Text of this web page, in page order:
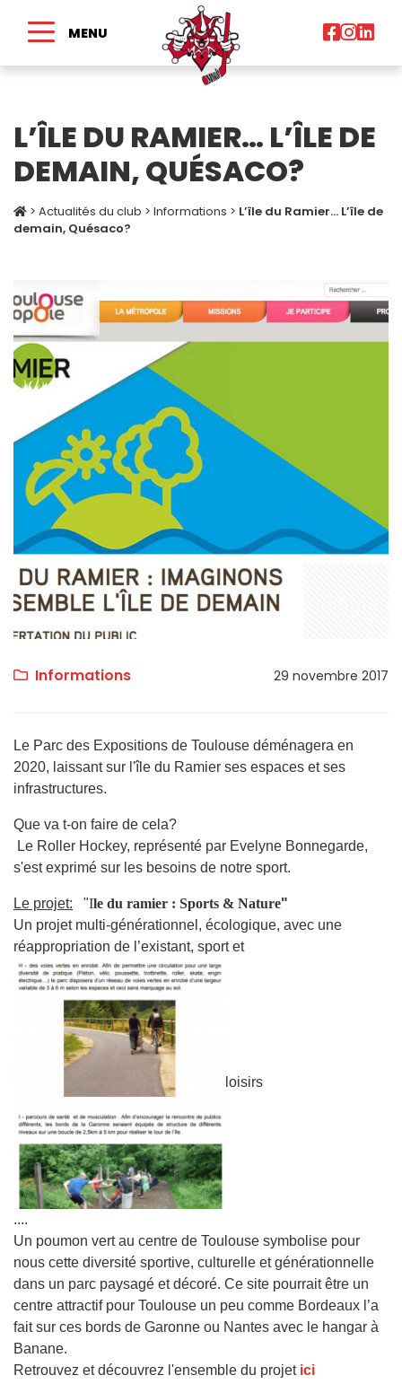
MENU
L’ÎLE DU RAMIER… L’ÎLE DE
DEMAIN, QUÉSACO?
> Actualités du club > Informations > L’île du Ramier… L’île de
demain, Quésaco?
Informations 29 novembre 2017
Le Parc des Expositions de Toulouse déménagera en
2020, laissant sur l'île du Ramier ses espaces et ses
infrastructures.
Que va t-on faire de cela?
Le Roller Hockey, représenté par Evelyne Bonnegarde,
s'est exprimé sur les besoins de notre sport.
Le projet: "Ile​ ​du​ ​ramier​ :​ ​Sports​ ​&​ ​Nature"
Un projet multi-générationnel, écologique, avec une
réappropriation de l’existant, sport et
loisirs
....
Un poumon vert au centre de Toulouse symbolise pour
nous cette diversité sportive, culturelle et générationnelle
dans un parc paysagé et décoré. Ce site pourrait être un
centre attractif pour Toulouse un peu comme Bordeaux l’a
fait sur ces bords de Garonne ou Nantes avec le hangar à
Banane.
Retrouvez et découvrez l'ensemble du projet ici